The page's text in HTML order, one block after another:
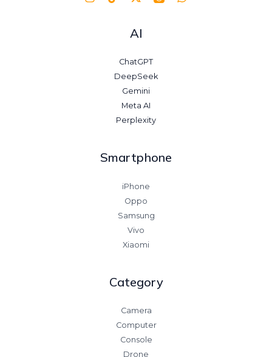
AI
ChatGPT
DeepSeek
Gemini
Meta AI
Perplexity
Smartphone
iPhone
Oppo
Samsung
Vivo
Xiaomi
Category
Camera
Computer
Console
Drone